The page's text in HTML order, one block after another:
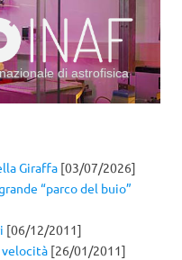
di astrofisica
Giraffa [03/07/2026]
“parco del buio”
[06/12/2011]
velocità [26/01/2011]